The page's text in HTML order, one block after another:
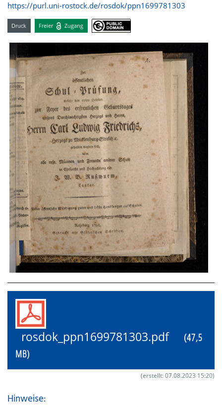
https://purl.uni-rostock.de/rosdok/ppn1699781303
Druck Freier Zugang
rosdok_ppn1699781303.pdf
(47,5
MB)
(erstellt: 07.08.2023 15:20)
Hinweise: